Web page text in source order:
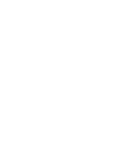
Tõupaberitega eesti